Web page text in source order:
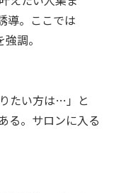
導。ここでは
調。
たい方は…」と
る。サロンに入る